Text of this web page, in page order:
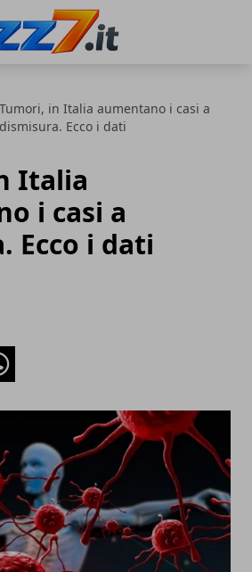
Tumori, in Italia aumentano i casi a
dismisura. Ecco i dati
Italia
i casi a
Ecco i dati